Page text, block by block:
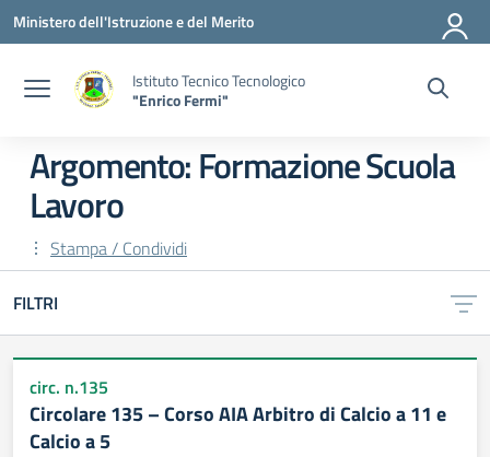
Vai ai contenuti
Vai al menu di navigazione
Vai al footer
Ministero dell'Istruzione e del Merito
Istituto Tecnico Tecnologico
"Enrico Fermi"
Argomento: Formazione Scuola
Lavoro
Stampa / Condividi
FILTRI
circ. n.135
Circolare 135 – Corso AIA Arbitro di Calcio a 11 e
Calcio a 5